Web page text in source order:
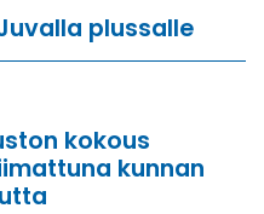
plussalle
kokous
kunnan